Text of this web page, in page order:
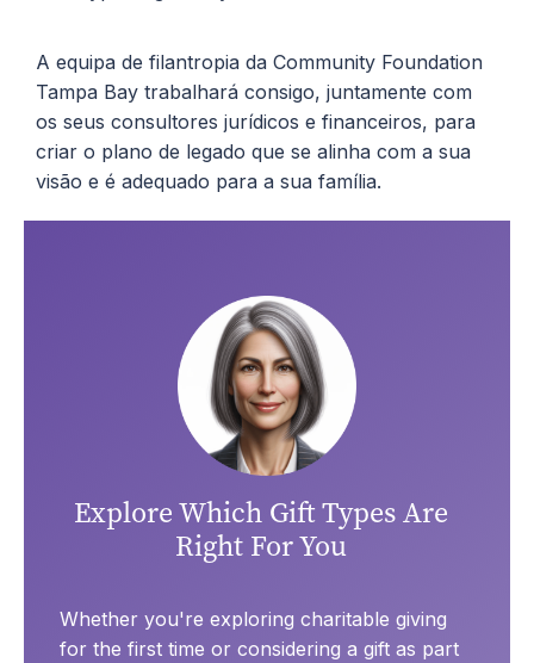
A equipa de filantropia da Community Foundation
Tampa Bay trabalhará consigo, juntamente com
os seus consultores jurídicos e financeiros, para
criar o plano de legado que se alinha com a sua
visão e é adequado para a sua família.
Explore Which Gift Types Are
Right For You
Whether you're exploring charitable giving
for the first time or considering a gift as part